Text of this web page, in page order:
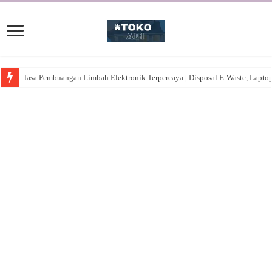
Jasa Pembuangan Limbah Elektronik Terpercaya | Disposal E-Waste,